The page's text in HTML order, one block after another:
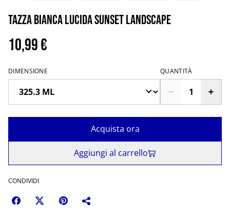
Tazza bianca lucida sunset landscape
10,99 €
DIMENSIONE QUANTITÀ
Acquista ora
Aggiungi al carrello
CONDIVIDI